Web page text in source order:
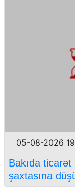
05-08-2026
Bakıda
şaxtasına